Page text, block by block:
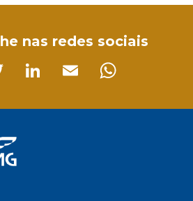
nas redes sociais